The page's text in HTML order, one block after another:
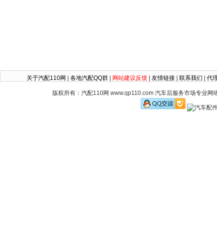
关于汽配110网 各地汽配QQ群 网站建议反馈 友情链接 联系我们 代
版权所有：汽配110网 www.qp110.com 汽车后服务市场专业网